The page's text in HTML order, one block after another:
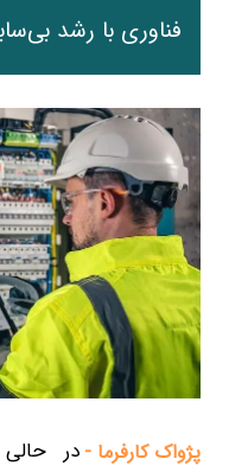
فناوری با رشد
پژواک کارفرما - در